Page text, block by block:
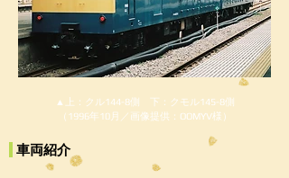
▲上：クル144-8側 下：クモル145-8側
（1996年10月／画像提供：OOMYV様）
車両紹介